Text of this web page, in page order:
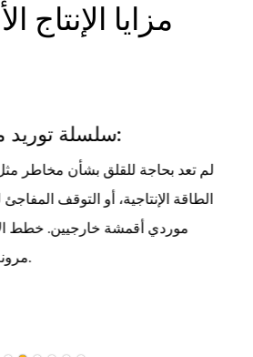
مزايا الإنتاج
سلسلة توريد مستقرة وموثوقة:
لم تعد بحاجة للقلق بشأن مخاطر
الطاقة الإنتاجية، أو التوقف
موردي أقمشة خارجيين. خطط
مرونة فائقة لسلسلة التوريد.